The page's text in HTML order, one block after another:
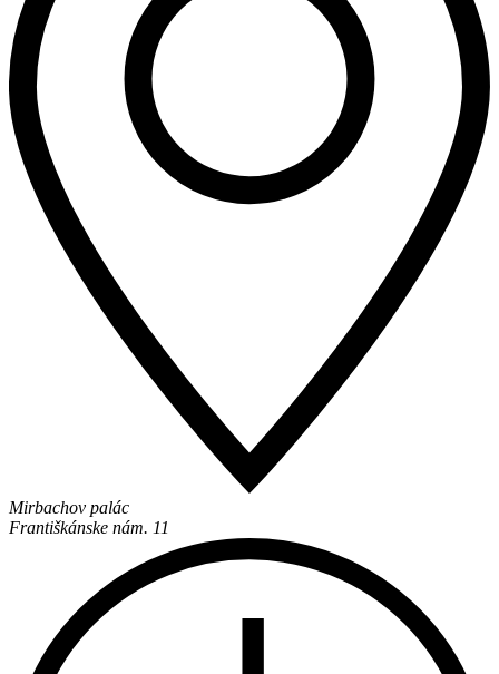
Mirbachov palác
Františkánske nám. 11